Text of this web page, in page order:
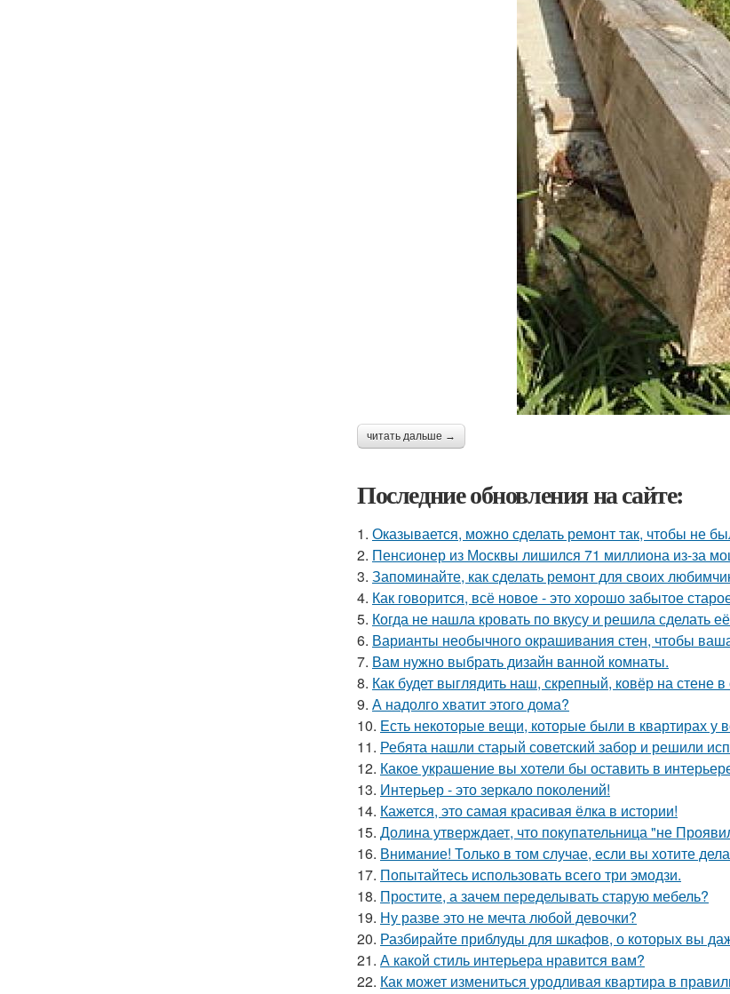
читать дальше →
Последние обновления на сайте:
1. Оказывается, можно сделать ремонт так, чтобы не
2. Пенсионер из Москвы лишился 71 миллиона из-за
3. Запоминайте, как сделать ремонт для своих
4. Как говорится, всё новое - это хорошо забытое
5. Когда не нашла кровать по вкусу и решила сделать
6. Варианты необычного окрашивания стен, чтобы
7. Вам нужно выбрать дизайн ванной комнаты.
8. Как будет выглядить наш, скрепный, ковёр на стене
9. А надолго хватит этого дома?
10. Есть некоторые вещи, которые были в квартирах у
11. Ребята нашли старый советский забор и решили
12. Какое украшение вы хотели бы оставить в
13. Интерьер - это зеркало поколений!
14. Кажется, это самая красивая ёлка в истории!
15. Долина утверждает, что покупательница "не
16. Внимание! Только в том случае, если вы хотите
17. Попытайтесь использовать всего три эмодзи.
18. Простите, а зачем переделывать старую мебель?
19. Ну разве это не мечта любой девочки?
20. Разбирайте приблуды для шкафов, о которых вы
21. А какой стиль интерьера нравится вам?
22. Как может измениться уродливая квартира в